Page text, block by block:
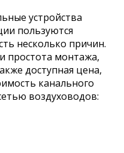
устройства
пользуются
несколько причин.
простота монтажа,
доступная цена,
канального
воздуховодов: